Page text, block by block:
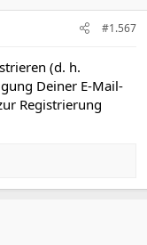
#1.567
(d. h.
Deiner E-Mail-
Registrierung